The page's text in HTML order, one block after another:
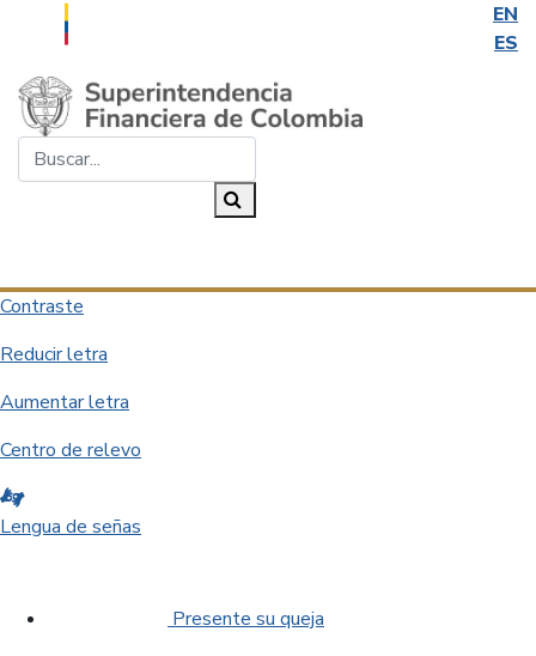
EN
ES
Saltar al contenido principal
Contraste
Reducir letra
Aumentar letra
Centro de relevo
Lengua de señas
Presente su queja